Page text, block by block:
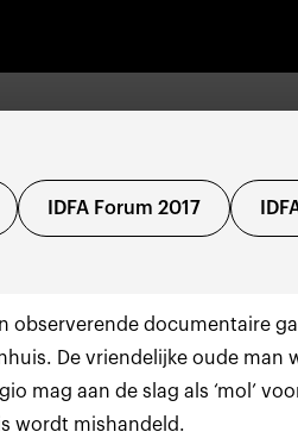
IDFA Forum 2017
observerende documentaire
De vriendelijke oude man
mag aan de slag als ‘mol’